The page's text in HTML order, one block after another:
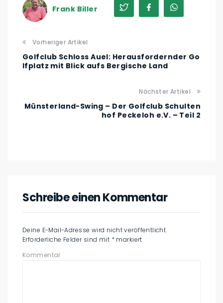
Frank Biller
Vorheriger Artikel
Golfclub Schloss Auel: Herausfordernder Go
lfplatz mit Blick aufs Bergische Land
Nächster Artikel
Münsterland-Swing – Der Golfclub Schulten
hof Peckeloh e.V. – Teil 2
Schreibe einen Kommentar
Deine E-Mail-Adresse wird nicht veröffentlicht.
Erforderliche Felder sind mit * markiert
Kommentar